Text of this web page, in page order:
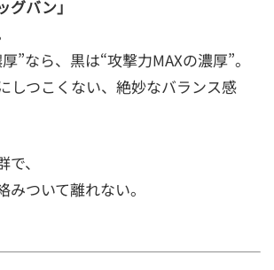
グバン」
”なら、黒は“攻撃力MAXの濃厚”。
しつこくない、絶妙なバランス感
、
ついて離れない。